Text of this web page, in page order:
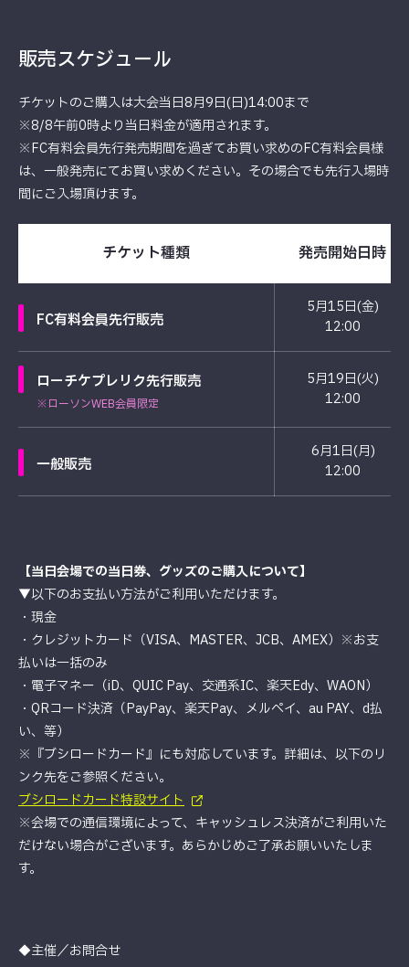
販売スケジュール
チケットのご購入は大会当日8月9日(日)14:00まで
※8/8午前0時より当日料金が適用されます。
※FC有料会員先行発売期間を過ぎてお買い求めのFC有料会員様
は、一般発売にてお買い求めください。その場合でも先行入場時
間にご入場頂けます。
チケット種類 発売開始日時
FC有料会員先行販売
5月15日(金)
12:00
ローチケプレリク先行販売
※ローソンWEB会員限定
5月19日(火)
12:00
一般販売
6月1日(月)
12:00
【当日会場での当日券、グッズのご購入について】
▼以下のお支払い方法がご利用いただけます。
・現金
・クレジットカード（VISA、MASTER、JCB、AMEX）※お支
払いは一括のみ
・電子マネー（iD、QUIC Pay、交通系IC、楽天Edy、WAON）
・QRコード決済（PayPay、楽天Pay、メルペイ、au PAY、d払
い、等）
※『ブシロードカード』にも対応しています。詳細は、以下のリ
ンク先をご参照ください。
ブシロードカード特設サイト
※会場での通信環境によって、キャッシュレス決済がご利用いた
だけない場合がございます。あらかじめご了承お願いいたしま
す。
◆主催／お問合せ